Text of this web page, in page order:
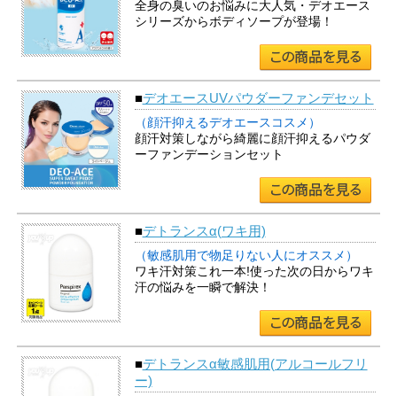
全身の臭いのお悩みに大人気・デオエース
シリーズからボディソープが登場！
■デオエースUVパウダーファンデセット
（顔汗抑えるデオエースコスメ）
顔汗対策しながら綺麗に顔汗抑えるパウダ
ーファンデーションセット
■デトランスα(ワキ用)
（敏感肌用で物足りない人にオススメ）
ワキ汗対策これ一本!使った次の日からワキ
汗の悩みを一瞬で解決！
■デトランスα敏感肌用(アルコールフリ
ー)